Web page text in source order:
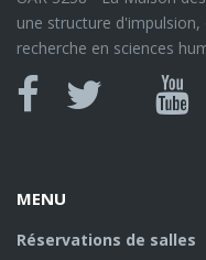
une structure
recherche en sciences
Canal
MENU
Réservations de salles